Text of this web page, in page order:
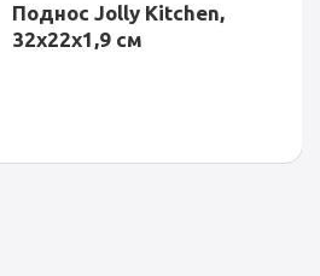
Поднос Jolly Kitchen,
32x22x1,9 см